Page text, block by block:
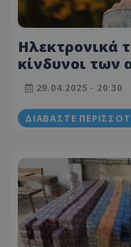
Ηλεκτρονικά
κίνδυνοι
όταν
Δημόσιας
29.04.2025 - 20:30
ΔΙΑΒΆΣΤΕ